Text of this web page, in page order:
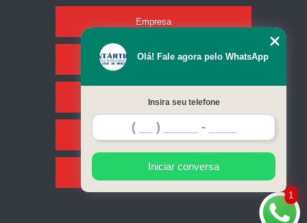
Empresa
Missão
Serviços
Contato
Mapa do site
1
Olá! Fale agora pelo WhatsApp
Insira seu telefone
Iniciar conversa